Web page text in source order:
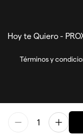
Hoy te Quiero -
Términos y
Powered by Reorder